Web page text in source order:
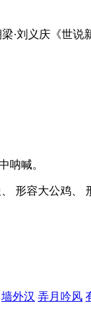
·刘义庆《世
呐喊。
形容大公鸡、
墙外汉 弄月吟风